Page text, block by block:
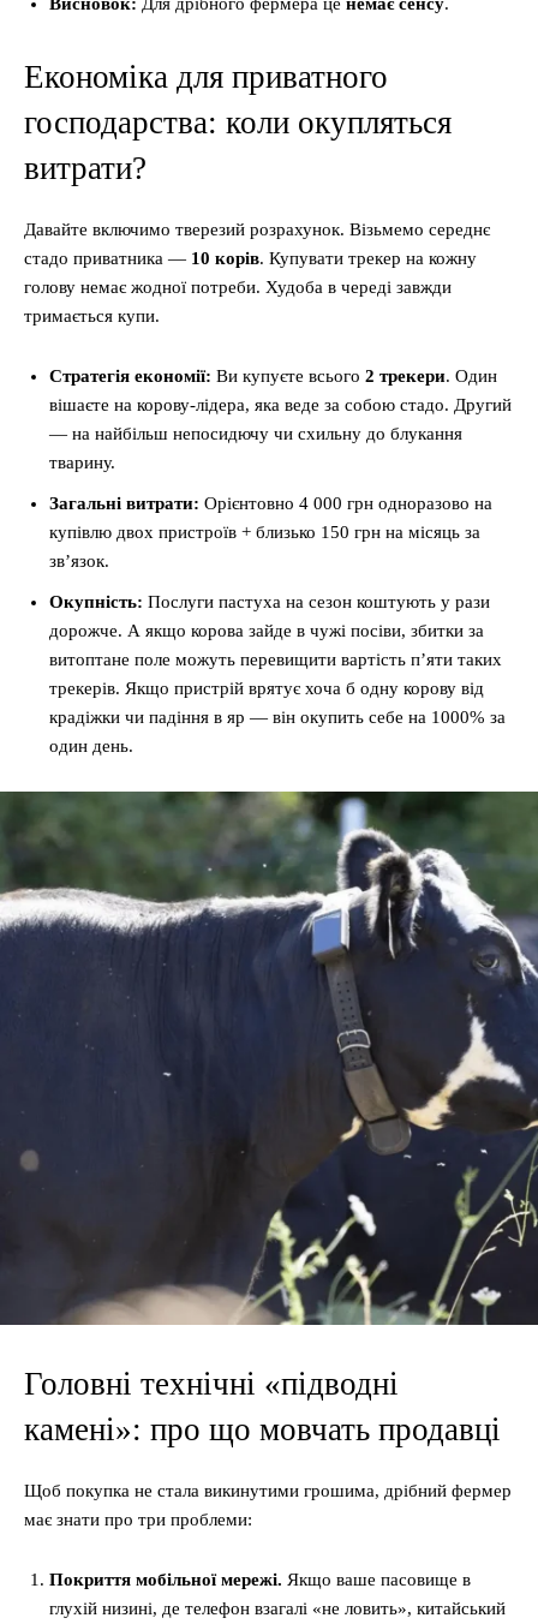
Економіка для приватного
господарства: коли окупляться
витрати?
Давайте включимо тверезий розрахунок. Візьмемо середнє
стадо приватника — 10 корів. Купувати трекер на кожну
голову немає жодної потреби. Худоба в череді завжди
тримається купи.
Стратегія економії: Ви купуєте всього 2 трекери. Один
вішаєте на корову-лідера, яка веде за собою стадо. Другий
— на найбільш непосидючу чи схильну до блукання
тварину.
Загальні витрати: Орієнтовно 4 000 грн одноразово на
купівлю двох пристроїв + близько 150 грн на місяць за
зв’язок.
Окупність: Послуги пастуха на сезон коштують у рази
дорожче. А якщо корова зайде в чужі посіви, збитки за
витоптане поле можуть перевищити вартість п’яти таких
трекерів. Якщо пристрій врятує хоча б одну корову від
крадіжки чи падіння в яр — він окупить себе на 1000% за
один день.
Головні технічні «підводні
камені»: про що мовчать продавці
Щоб покупка не стала викинутими грошима, дрібний фермер
має знати про три проблеми:
Покриття мобільної мережі. Якщо ваше пасовище в
глухій низині, де телефон взагалі «не ловить», китайський